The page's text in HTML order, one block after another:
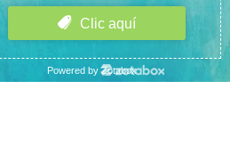
en versos libres, hoy